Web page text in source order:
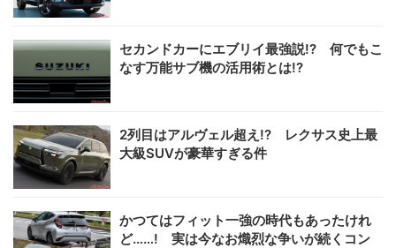
セカンドカーにエブリイ最強説!? 何でもこ
なす万能サブ機の活用術とは!?
2列目はアルヴェル超え!? レクサス史上最
大級SUVが豪華すぎる件
かつてはフィット一強の時代もあったけれ
ど……! 実は今なお熾烈な争いが続くコン